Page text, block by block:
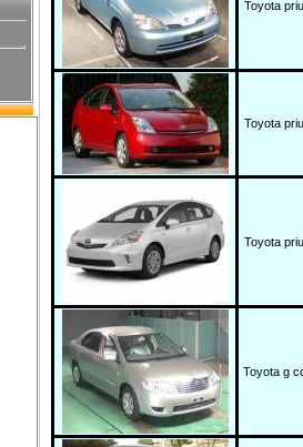
Toyota
Toyota
Toyota
Toyota g